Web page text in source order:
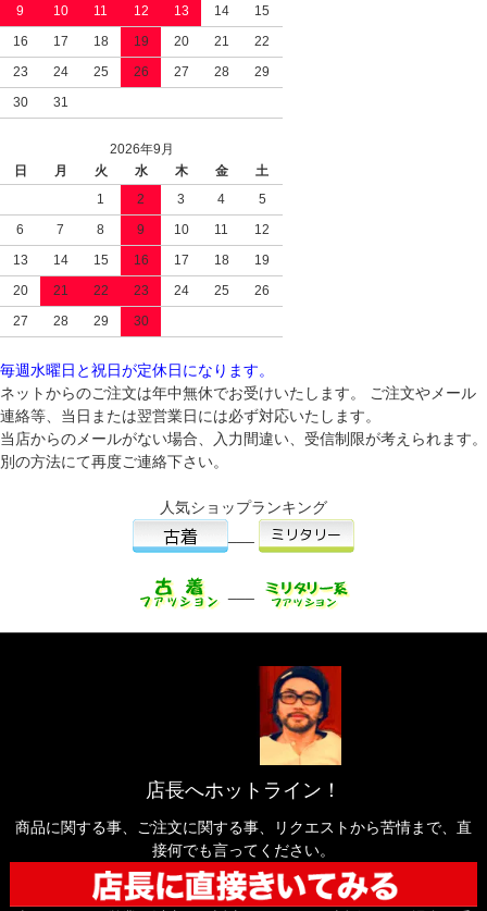
9
10 11 12 13 14
15
16
17 18 19 20 21
22
23
24 25 26 27 28
29
30
31
2026年9月
日
月 火 水 木 金
土
1
2 3 4
5
6
7 8 9 10 11
12
13
14 15 16 17 18
19
20
21 22 23 24 25
26
27
28 29 30
毎週水曜日と祝日が定休日になります。
ネットからのご注文は年中無休でお受けいたします。 ご注文やメール
連絡等、当日または翌営業日には必ず対応いたします。
当店からのメールがない場合、入力間違い、受信制限が考えられます。
別の方法にて再度ご連絡下さい。
人気ショップランキング
店長へホットライン！
商品に関する事、ご注文に関する事、リクエストから苦情まで、直
接何でも言ってください。